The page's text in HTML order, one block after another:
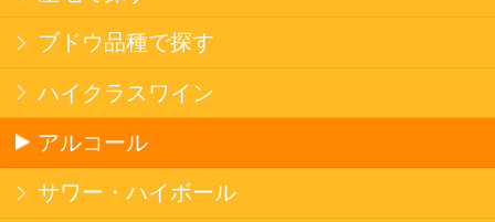
京極の名水
ゼリー飲料
果実フレーバー
エナジードリンク